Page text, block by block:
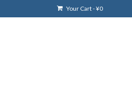
Your Cart-¥0